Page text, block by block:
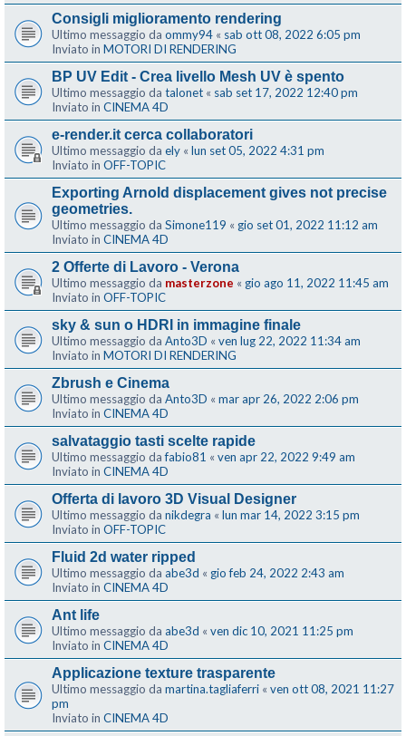
Consigli miglioramento rendering
Ultimo messaggio da ommy94 « sab ott 08, 2022 6:05 pm
Inviato in MOTORI DI RENDERING
BP UV Edit - Crea livello Mesh UV è spento
Ultimo messaggio da talonet « sab set 17, 2022 12:40 pm
Inviato in CINEMA 4D
e-render.it cerca collaboratori
Ultimo messaggio da ely « lun set 05, 2022 4:31 pm
Inviato in OFF-TOPIC
Exporting Arnold displacement gives not precise
geometries.
Ultimo messaggio da Simone119 « gio set 01, 2022 11:12 am
Inviato in CINEMA 4D
2 Offerte di Lavoro - Verona
Ultimo messaggio da masterzone « gio ago 11, 2022 11:45 am
Inviato in OFF-TOPIC
sky & sun o HDRI in immagine finale
Ultimo messaggio da Anto3D « ven lug 22, 2022 11:34 am
Inviato in MOTORI DI RENDERING
Zbrush e Cinema
Ultimo messaggio da Anto3D « mar apr 26, 2022 2:06 pm
Inviato in CINEMA 4D
salvataggio tasti scelte rapide
Ultimo messaggio dafabio81 « ven apr 22, 2022 9:49 am
Inviato in CINEMA 4D
Offerta di lavoro 3D Visual Designer
Ultimo messaggio da nikdegra « lun mar 14, 2022 3:15 pm
Inviato in OFF-TOPIC
Fluid 2d water ripped
Ultimo messaggio da abe3d « gio feb 24, 2022 2:43 am
Inviato in CINEMA 4D
Ant life
Ultimo messaggio da abe3d « ven dic 10, 2021 11:25 pm
Inviato in CINEMA 4D
Applicazione texture trasparente
Ultimo messaggio da martina.tagliaferri « ven ott 08, 2021 11:27
pm
Inviato in CINEMA 4D